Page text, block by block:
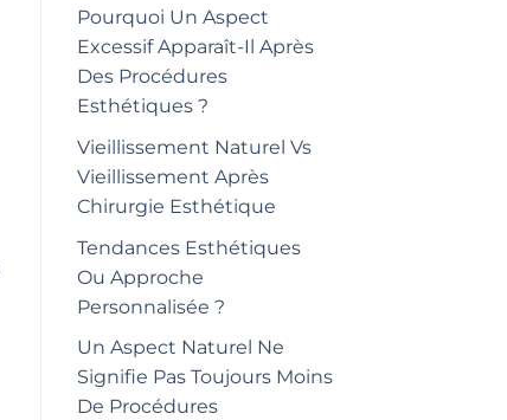
Pourquoi Un Aspect
Excessif Apparaît-Il Après
Des Procédures
Esthétiques ?
Vieillissement Naturel Vs
Vieillissement Après
Chirurgie Esthétique
Tendances Esthétiques
Ou Approche
Personnalisée ?
Un Aspect Naturel Ne
Signifie Pas Toujours Moins
De Procédures